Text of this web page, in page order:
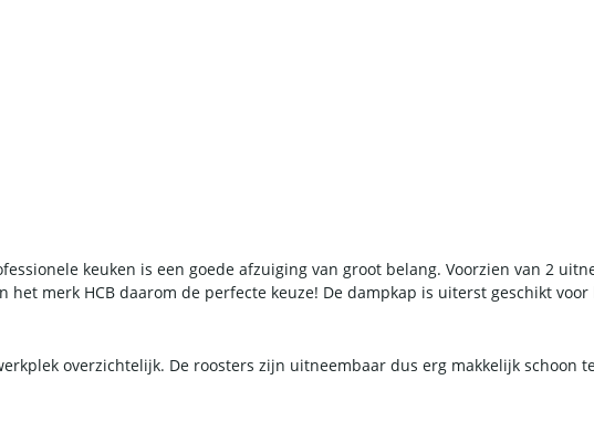
keuken is een goede afzuiging van groot belang. Voorzien van 2
merk HCB daarom de perfecte keuze! De dampkap is uiterst geschikt
overzichtelijk. De roosters zijn uitneembaar dus erg makkelijk schoon